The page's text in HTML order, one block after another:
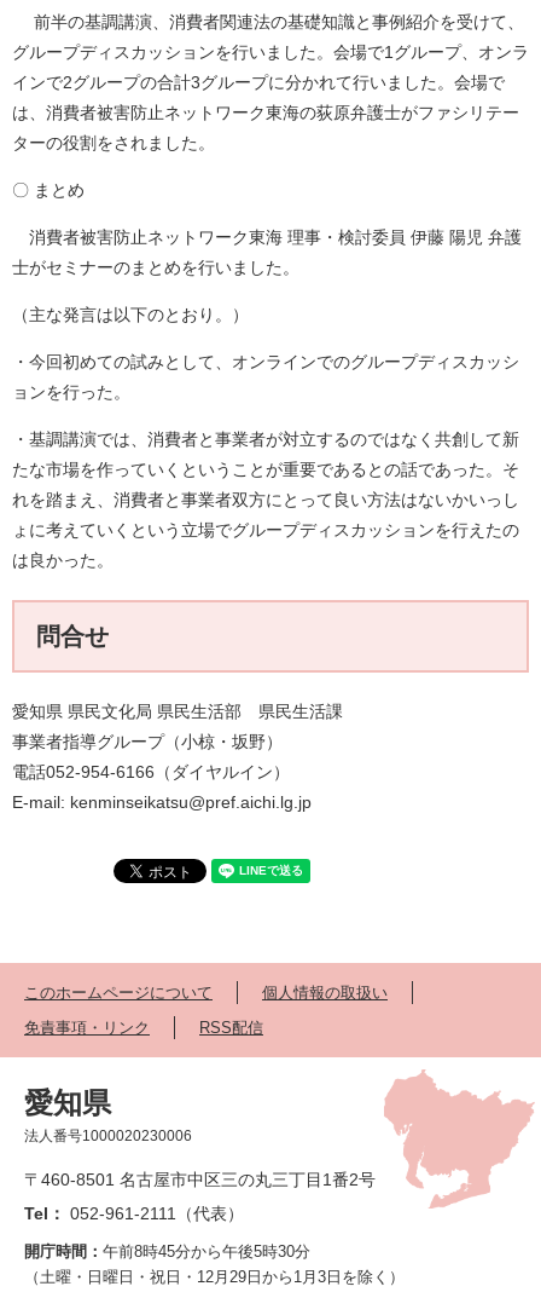
前半の基調講演、消費者関連法の基礎知識と事例紹介を受けて、
グループディスカッションを行いました。会場で1グループ、オンラ
インで2グループの合計3グループに分かれて行いました。会場で
は、消費者被害防止ネットワーク東海の荻原弁護士がファシリテー
ターの役割をされました。
〇 まとめ
消費者被害防止ネットワーク東海 理事・検討委員 伊藤 陽児 弁護
士がセミナーのまとめを行いました。
（主な発言は以下のとおり。）
・今回初めての試みとして、オンラインでのグループディスカッシ
ョンを行った。
・基調講演では、消費者と事業者が対立するのではなく共創して新
たな市場を作っていくということが重要であるとの話であった。そ
れを踏まえ、消費者と事業者双方にとって良い方法はないかいっし
ょに考えていくという立場でグループディスカッションを行えたの
は良かった。
問合せ
愛知県 県民文化局 県民生活部 県民生活課
事業者指導グループ（小椋・坂野）
電話052-954-6166（ダイヤルイン）
E-mail: kenminseikatsu@pref.aichi.lg.jp
このホームページについて
個人情報の取扱い
免責事項・リンク
RSS配信
愛知県
法人番号1000020230006
〒460-8501 名古屋市中区三の丸三丁目1番2号
Tel： 052-961-2111（代表）
開庁時間： 午前8時45分から午後5時30分
（土曜・日曜日・祝日・12月29日から1月3日を除く）